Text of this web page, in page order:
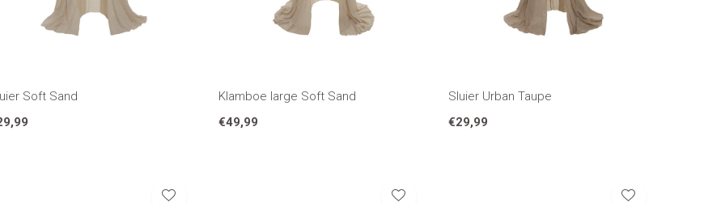
Soft Sand
Klamboe large Soft Sand
€49,99
Sluier Urban Taupe
€29,99